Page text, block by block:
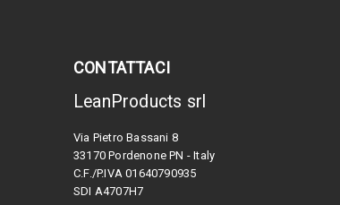
CONTATTACI
LeanProducts srl
Via Pietro Bassani 8
33170 Pordenone PN - Italy
C.F./P.IVA 01640790935
SDI A4707H7